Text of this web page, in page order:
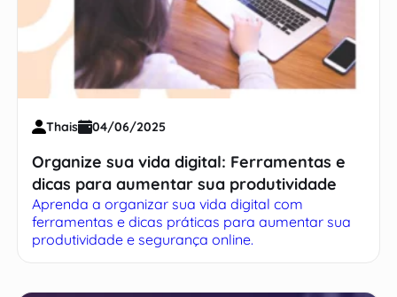
Thais 04/06/2025
Organize sua vida digital: Ferramentas e
dicas para aumentar sua produtividade
Aprenda a organizar sua vida digital com
ferramentas e dicas práticas para aumentar sua
produtividade e segurança online.